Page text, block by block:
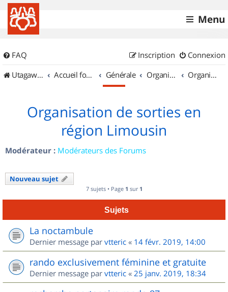
Menu
FAQ Connexion
Inscription
UtagawaVTT (Randos VTT et VTTAE avec traces GPS)
Accueil forum Générale Organisation de sorties & Recherche de partenaires Organisation de sorties en région Limousin
Organisation de sorties en
région Limousin
Modérateur : Modérateurs des Forums
Nouveau sujet
7 sujets • Page 1 sur 1
Sujets
La noctambule
Dernier message par vtteric « 14 févr. 2019, 14:00
rando exclusivement féminine et gratuite
Dernier message par vtteric « 25 janv. 2019, 18:34